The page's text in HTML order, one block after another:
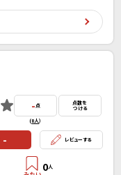
-点
(0人）
点数を
つける
- レビューする
0人